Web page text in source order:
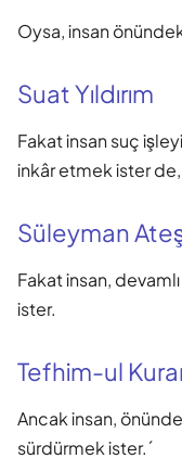
Oysa, insan
Suat Yıldırım
Fakat insan suç
inkâr etmek ister de,
Süleyman
Fakat insan,
ister.
Tefhim-ul
Ancak insan,
sürdürmek ister.´